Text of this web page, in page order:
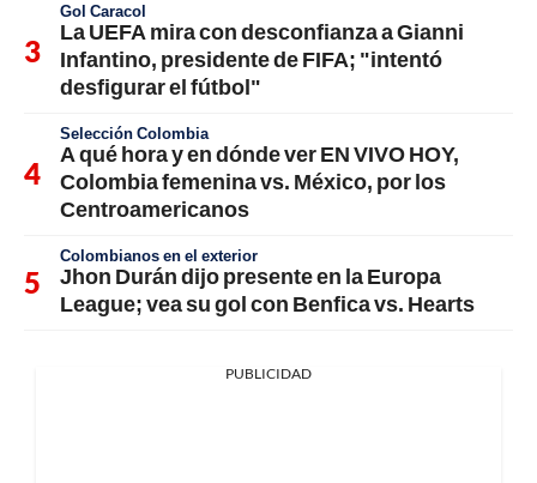
Gol Caracol
La UEFA mira con desconfianza a Gianni
Infantino, presidente de FIFA; "intentó
desfigurar el fútbol"
Selección Colombia
A qué hora y en dónde ver EN VIVO HOY,
Colombia femenina vs. México, por los
Centroamericanos
Colombianos en el exterior
Jhon Durán dijo presente en la Europa
League; vea su gol con Benfica vs. Hearts
PUBLICIDAD